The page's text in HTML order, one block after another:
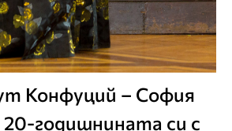
Конфуций – София
годишнината си с